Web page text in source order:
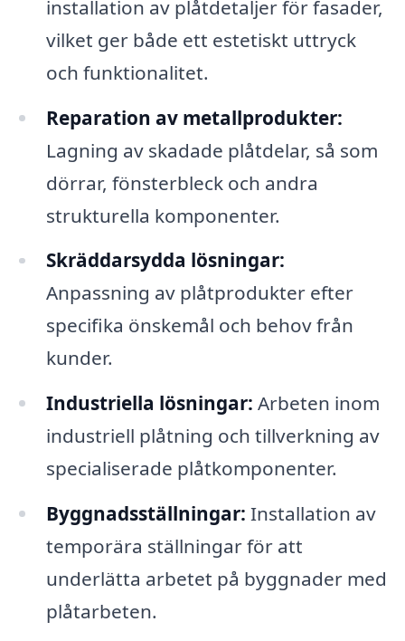
installation av plåtdetaljer för fasader,
vilket ger både ett estetiskt uttryck
och funktionalitet.
Reparation av metallprodukter:
Lagning av skadade plåtdelar, så som
dörrar, fönsterbleck och andra
strukturella komponenter.
Skräddarsydda lösningar:
Anpassning av plåtprodukter efter
specifika önskemål och behov från
kunder.
Industriella lösningar: Arbeten inom
industriell plåtning och tillverkning av
specialiserade plåtkomponenter.
Byggnadsställningar: Installation av
temporära ställningar för att
underlätta arbetet på byggnader med
plåtarbeten.